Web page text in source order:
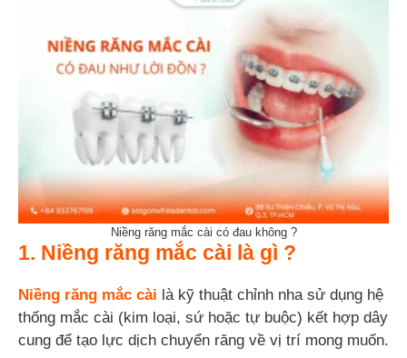
Niềng răng mắc cài có đau không ?
1. Niềng răng mắc cài là gì ?
Niềng răng mắc cài là kỹ thuật chỉnh nha sử dụng hệ
thống mắc cài (kim loại, sứ hoặc tự buộc) kết hợp dây
cung để tạo lực dịch chuyển răng về vị trí mong muốn.